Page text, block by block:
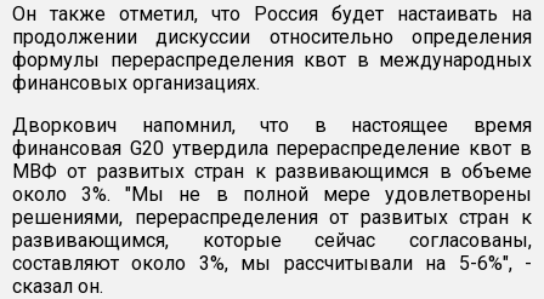
Он также отметил, что Россия будет настаивать на
продолжении дискуссии относительно определения
формулы перераспределения квот в международных
финансовых организациях.
Дворкович напомнил, что в настоящее время
финансовая G20 утвердила перераспределение квот в
МВФ от развитых стран к развивающимся в объеме
около 3%. "Мы не в полной мере удовлетворены
решениями, перераспределения от развитых стран к
развивающимся, которые сейчас согласованы,
составляют около 3%, мы рассчитывали на 5-6%", -
сказал он.